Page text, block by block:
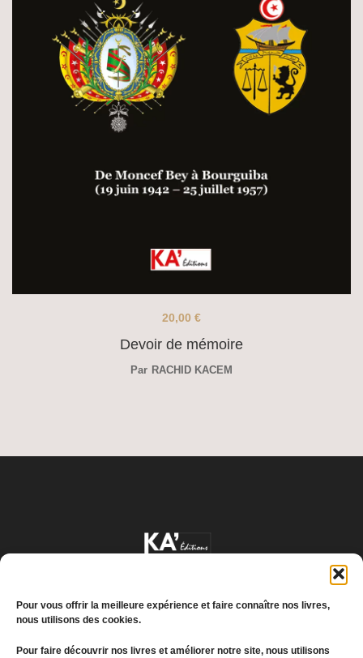
Pour vous offrir la meilleure expérience et faire connaître nos livres,
nous utilisons des cookies.
Pour faire découvrir nos livres et améliorer notre site, nous utilisons
Devoir de mémoire
20,00 €
Par RACHID KACEM